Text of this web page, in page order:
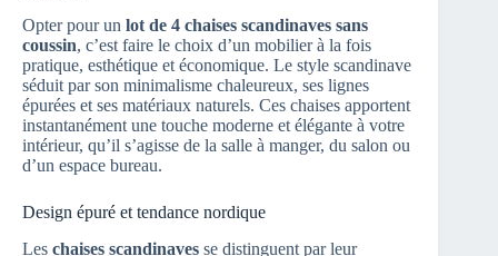
Opter pour un lot de 4 chaises scandinaves sans
coussin, c’est faire le choix d’un mobilier à la fois
pratique, esthétique et économique. Le style scandinave
séduit par son minimalisme chaleureux, ses lignes
épurées et ses matériaux naturels. Ces chaises apportent
instantanément une touche moderne et élégante à votre
intérieur, qu’il s’agisse de la salle à manger, du salon ou
d’un espace bureau.
Design épuré et tendance nordique
Les chaises scandinaves se distinguent par leur